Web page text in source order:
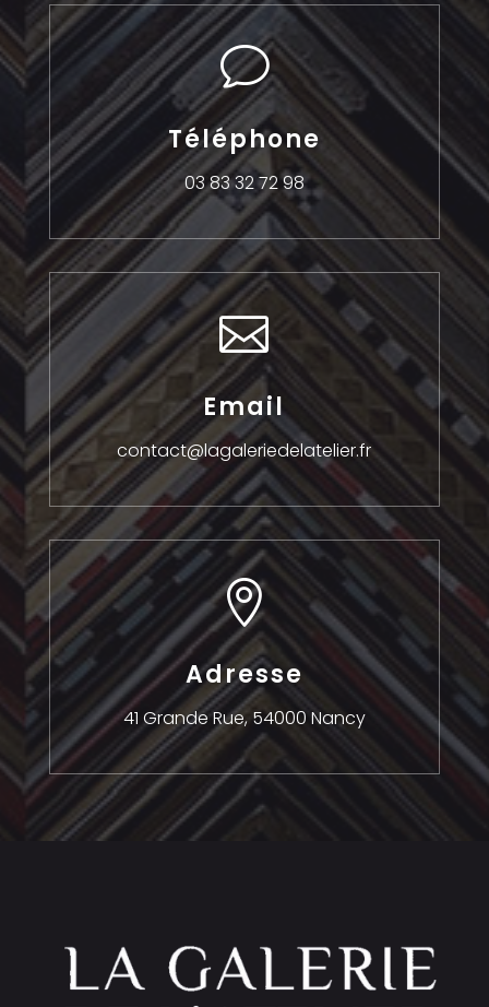
v
Téléphone
03 83 32 72 98

Email
contact@lagaleriedelatelier.fr

Adresse
41 Grande Rue,54000 Nancy